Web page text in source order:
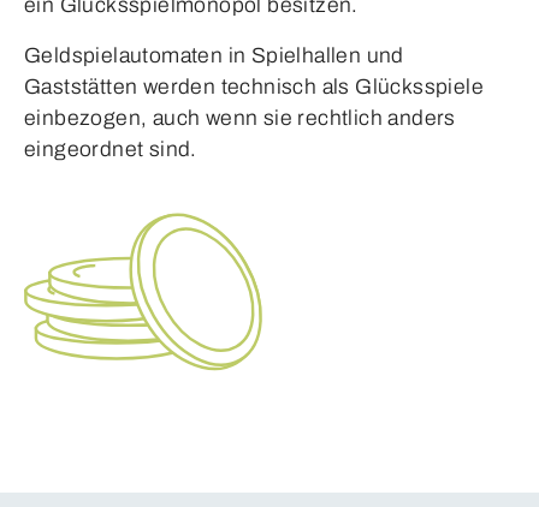
ein Glücksspielmonopol besitzen.
Geldspielautomaten in Spielhallen und
Gaststätten werden technisch als Glücksspiele
einbezogen, auch wenn sie rechtlich anders
eingeordnet sind.